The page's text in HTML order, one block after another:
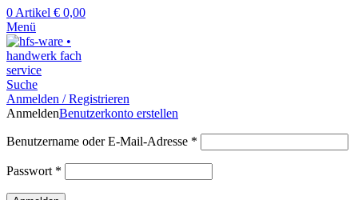
0 Artikel € 0,00
Menü
Suche
Anmelden / Registrieren
AnmeldenBenutzerkonto erstellen
Benutzername oder E-Mail-Adresse *
Passwort *